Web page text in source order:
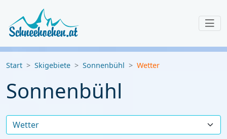
Start Skigebiete Sonnenbühl Wetter
Sonnenbühl